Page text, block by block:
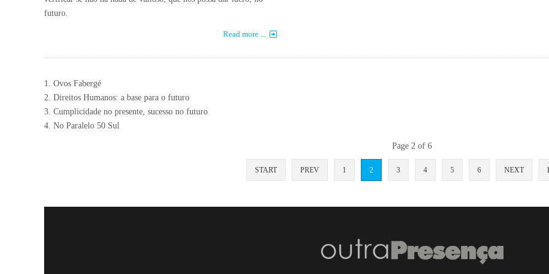
futuro.
Read more ...
Ovos Fabergé
Direitos Humanos: a base para o futuro
Cumplicidade no presente, sucesso no futuro
No Paralelo 50 Sul
Page 2 of 6
START PREV 1 2 3 4 5 6 NEXT